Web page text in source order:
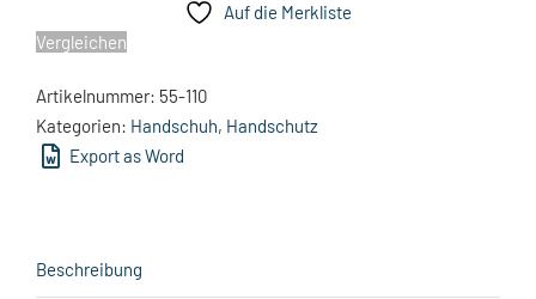
Auf die Merkliste
Vergleichen
Artikelnummer: 55-110
Kategorien: Handschuh, Handschutz
Export as Word
Beschreibung